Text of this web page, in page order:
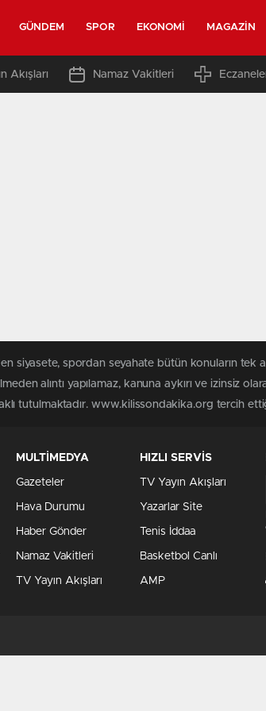
GÜNDEM SPOR EKONOMI MAGAZIN
Akışları Namaz Vakitleri
siyasete, spordan seyahate bütün konuların
alıntı yapılamaz, kanuna aykırı ve izinsiz
tutulmaktadır. www.kilissondakika.org tercih
MULTİMEDYA
Gazeteler
Hava Durumu
Haber Gönder
Namaz Vakitleri
TV Yayın Akışları
HIZLI SERVİS
TV Yayın Akışları
Yazarlar Site
Tenis İddaa
Basketbol Canlı
AMP